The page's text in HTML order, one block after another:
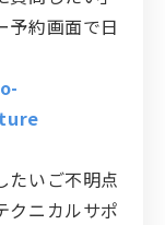
予約画面で日
たいご不明点
クニカルサポ